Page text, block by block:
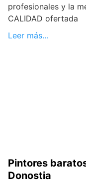
profesionales y la
CALIDAD ofertada
Leer más…
Pintores
Donostia